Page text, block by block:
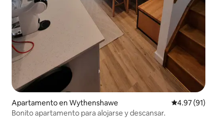
Apartamento en Wythenshawe Calificación
4.97 (91)
Bonito apartamento para alojarse y descansar.